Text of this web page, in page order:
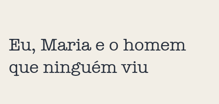
Eu, Maria e o homem
que ninguém viu